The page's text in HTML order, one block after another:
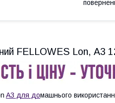
FELLOWES Lon, А3
A3 для домашнього